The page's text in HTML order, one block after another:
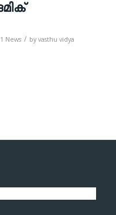
News / by vasthu vidya